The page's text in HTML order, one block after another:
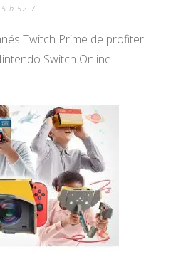
h 52 /
Twitch Prime de profiter
Switch Online.